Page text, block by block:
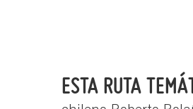
ESTA RUTA